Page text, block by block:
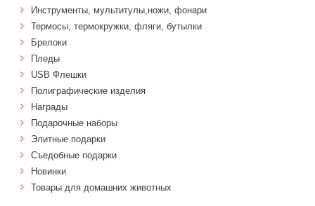
Инструменты, мультитулы,ножи, фонари
Термосы, термокружки, фляги, бутылки
Брелоки
Пледы
USB Флешки
Полиграфические изделия
Награды
Подарочные наборы
Элитные подарки
Cъедобные подарки
Новинки
Товары для домашних животных